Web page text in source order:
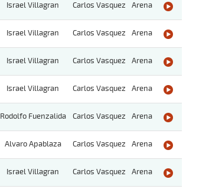
Israel Villagran Carlos Vasquez Arena
Israel Villagran Carlos Vasquez Arena
Israel Villagran Carlos Vasquez Arena
Israel Villagran Carlos Vasquez Arena
Rodolfo Fuenzalida Carlos Vasquez Arena
Alvaro Apablaza Carlos Vasquez Arena
Israel Villagran Carlos Vasquez Arena